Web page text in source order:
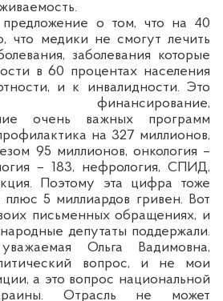
о том, что на 40
что медики не смогут лечить
заболевания которые
в 60 процентах населения
и к инвалидности. Это
финансирование,
очень важных программ
на 327 миллионов,
95 миллионов, онкология –
– 183, нефрология, СПИД,
Поэтому эта цифра тоже
5 миллиардов гривен. Вот
письменных обращениях, и
депутаты поддержали.
Ольга Вадимовна,
вопрос, и не мои
а это вопрос национальной
Отрасль не может